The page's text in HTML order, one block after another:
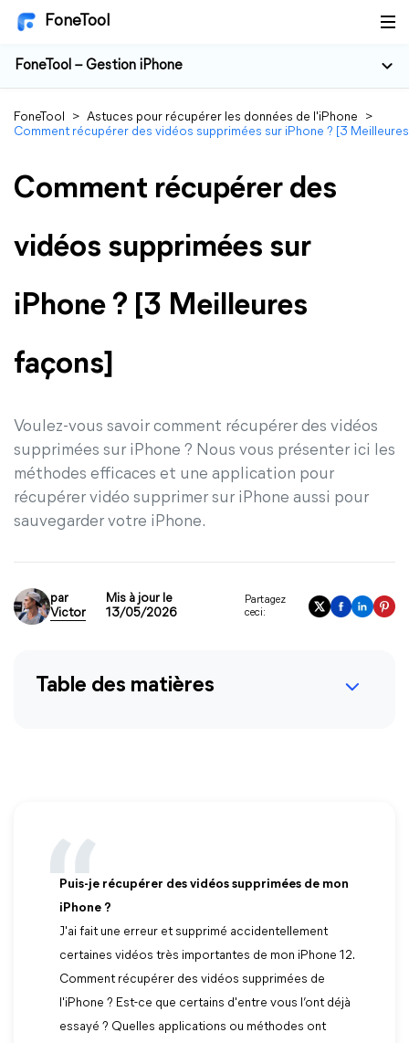
FoneTool
FoneTool – Gestion iPhone
FoneTool > Astuces pour récupérer les données de l'iPhone
>
Comment récupérer des vidéos supprimées sur iPhone ? [3
Comment récupérer des
vidéos supprimées sur
iPhone ? [3 Meilleures
façons]
Voulez-vous savoir comment récupérer des vidéos
supprimées sur iPhone ? Nous vous présenter ici les
méthodes efficaces et une application pour
récupérer vidéo supprimer sur iPhone aussi pour
sauvegarder votre iPhone.
par
Victor
Mis à jour le
13/05/2026
Partagez
ceci:
Table des matières
Puis-je récupérer des vidéos supprimées de mon
iPhone ?
J'ai fait une erreur et supprimé accidentellement
certaines vidéos très importantes de mon iPhone 12.
Comment récupérer des vidéos supprimées de
l'iPhone ? Est-ce que certains d'entre vous l’ont déjà
essayé ? Quelles applications ou méthodes ont